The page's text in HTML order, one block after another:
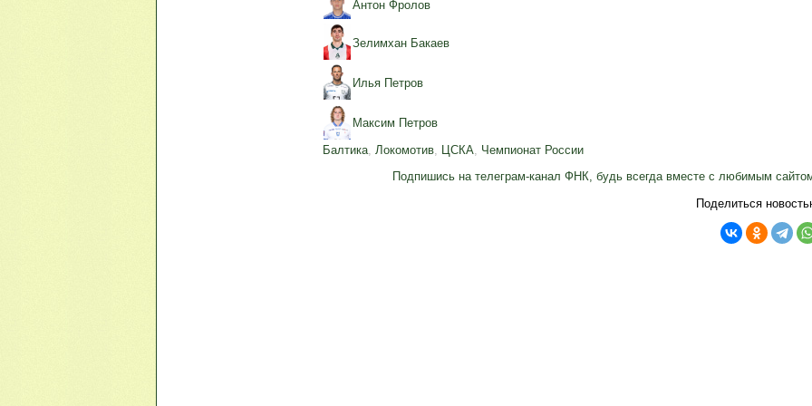
Антон Фролов
Зелимхан Бакаев
Илья Петров
Максим Петров
Балтика, Локомотив, ЦСКА, Чемпионат России
Подпишись на телеграм-канал ФНК, будь всегда вместе с любимым
Поделиться